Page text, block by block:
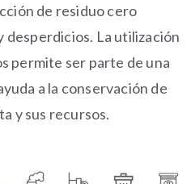
de residuo cero
desperdicios. La utilización
permite ser parte de una
a la conservación de
y sus recursos.